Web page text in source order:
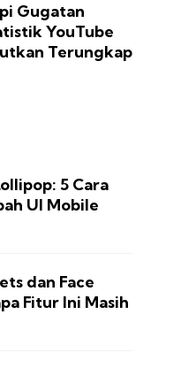
Gugatan
YouTube
Terungkap
5 Cara
UI Mobile
dan Face
Fitur Ini Masih